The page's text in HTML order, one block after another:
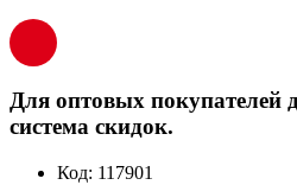
Для оптовых покупателей
система скидок.
Код: 117901